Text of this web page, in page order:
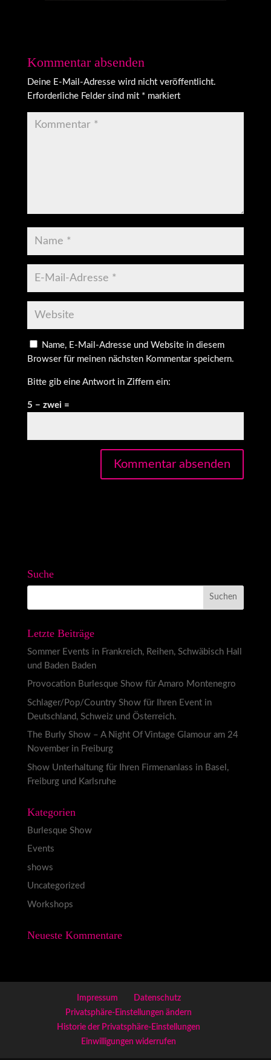
Kommentar absenden
Deine E-Mail-Adresse wird nicht veröffentlicht.
Erforderliche Felder sind mit *markiert
Name, E-Mail-Adresse und Website in diesem
Browser für meinen nächsten Kommentar speichern.
Bitte gib eine Antwort in Ziffern ein:
5 − zwei =
Suche
Letzte Beiträge
Sommer Events in Frankreich, Reihen, Schwäbisch Hall
und Baden Baden
Provocation Burlesque Show für Amaro Montenegro
Schlager/Pop/Country Show für Ihren Event in
Deutschland, Schweiz und Österreich.
The Burly Show – A Night Of Vintage Glamour am 24
November in Freiburg
Show Unterhaltung für Ihren Firmenanlass in Basel,
Freiburg und Karlsruhe
Kategorien
Burlesque Show
Events
shows
Uncategorized
Workshops
Neueste Kommentare
Impressum
Datenschutz
Privatsphäre-Einstellungen ändern
Historie der Privatsphäre-Einstellungen
Einwilligungen widerrufen